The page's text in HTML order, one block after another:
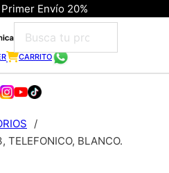
Envío 20%
CARRITO
/
TELEFONICO, BLANCO.